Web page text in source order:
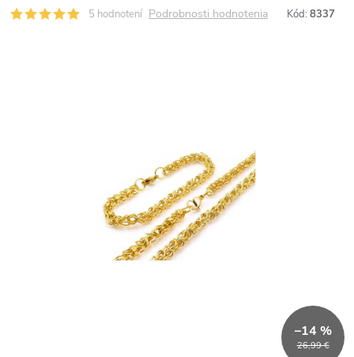
5 hodnotení Podrobnosti hodnotenia Kód: 8337
26,99 €
–14 %